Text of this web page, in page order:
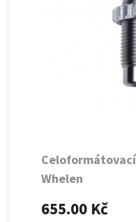
Whelen
655.00 Kč